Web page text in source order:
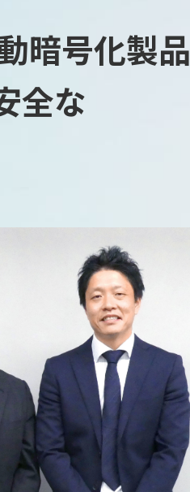
暗号化製品
全な